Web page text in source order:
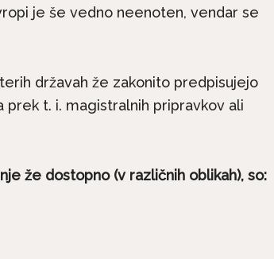
je še vedno neenoten, vendar se
državah že zakonito predpisujejo
prek t. i. magistralnih pripravkov ali
že dostopno (v različnih oblikah), so: